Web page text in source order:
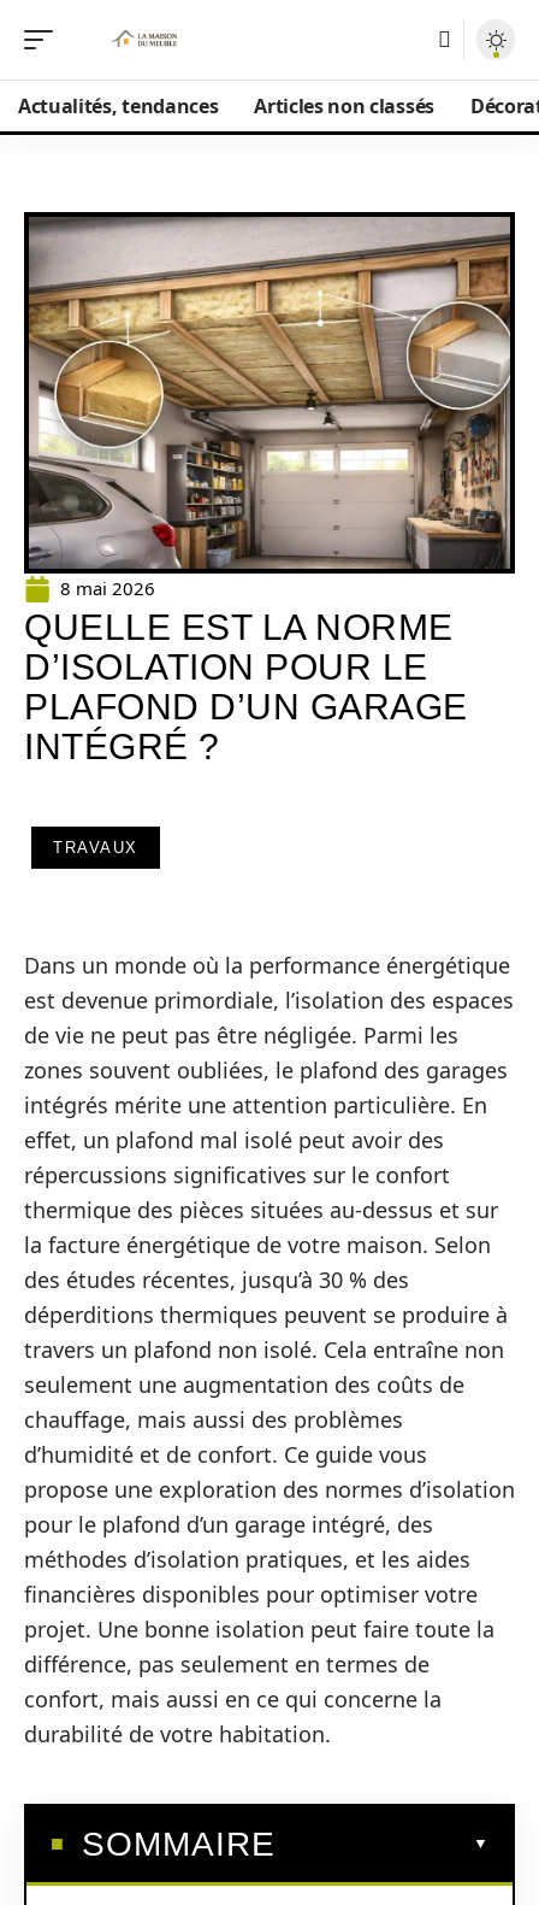
Actualités, tendances Articles non classés
8 mai 2026
QUELLE EST LA NORME
D’ISOLATION POUR LE
PLAFOND D’UN GARAGE
INTÉGRÉ ?
TRAVAUX
Dans un monde où la performance énergétique
est devenue primordiale, l’isolation des espaces
de vie ne peut pas être négligée. Parmi les
zones souvent oubliées, le plafond des garages
intégrés mérite une attention particulière. En
effet, un plafond mal isolé peut avoir des
répercussions significatives sur le confort
thermique des pièces situées au-dessus et sur
la facture énergétique de votre maison. Selon
des études récentes, jusqu’à 30 % des
déperditions thermiques peuvent se produire à
travers un plafond non isolé. Cela entraîne non
seulement une augmentation des coûts de
chauffage, mais aussi des problèmes
d’humidité et de confort. Ce guide vous
propose une exploration des normes d’isolation
pour le plafond d’un garage intégré, des
méthodes d’isolation pratiques, et les aides
financières disponibles pour optimiser votre
projet. Une bonne isolation peut faire toute la
différence, pas seulement en termes de
confort, mais aussi en ce qui concerne la
durabilité de votre habitation.
SOMMAIRE